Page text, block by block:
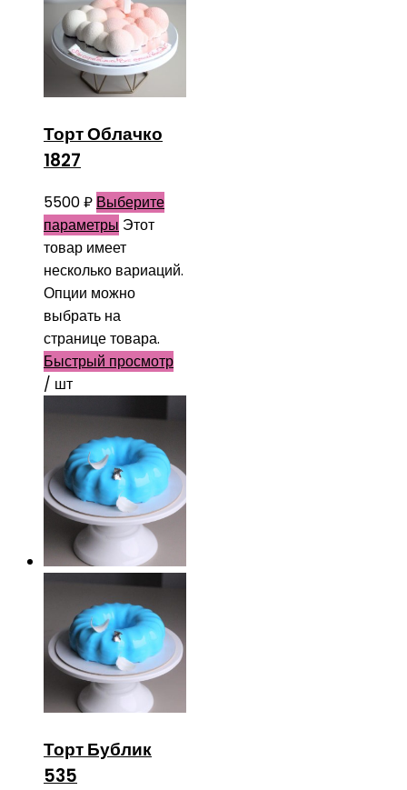
Торт Облачко
1827
5500₽ Выберите
параметры Этот
товар имеет
несколько вариаций.
Опции можно
выбрать на
странице товара.
Быстрый просмотр
/ шт
Торт Бублик
535